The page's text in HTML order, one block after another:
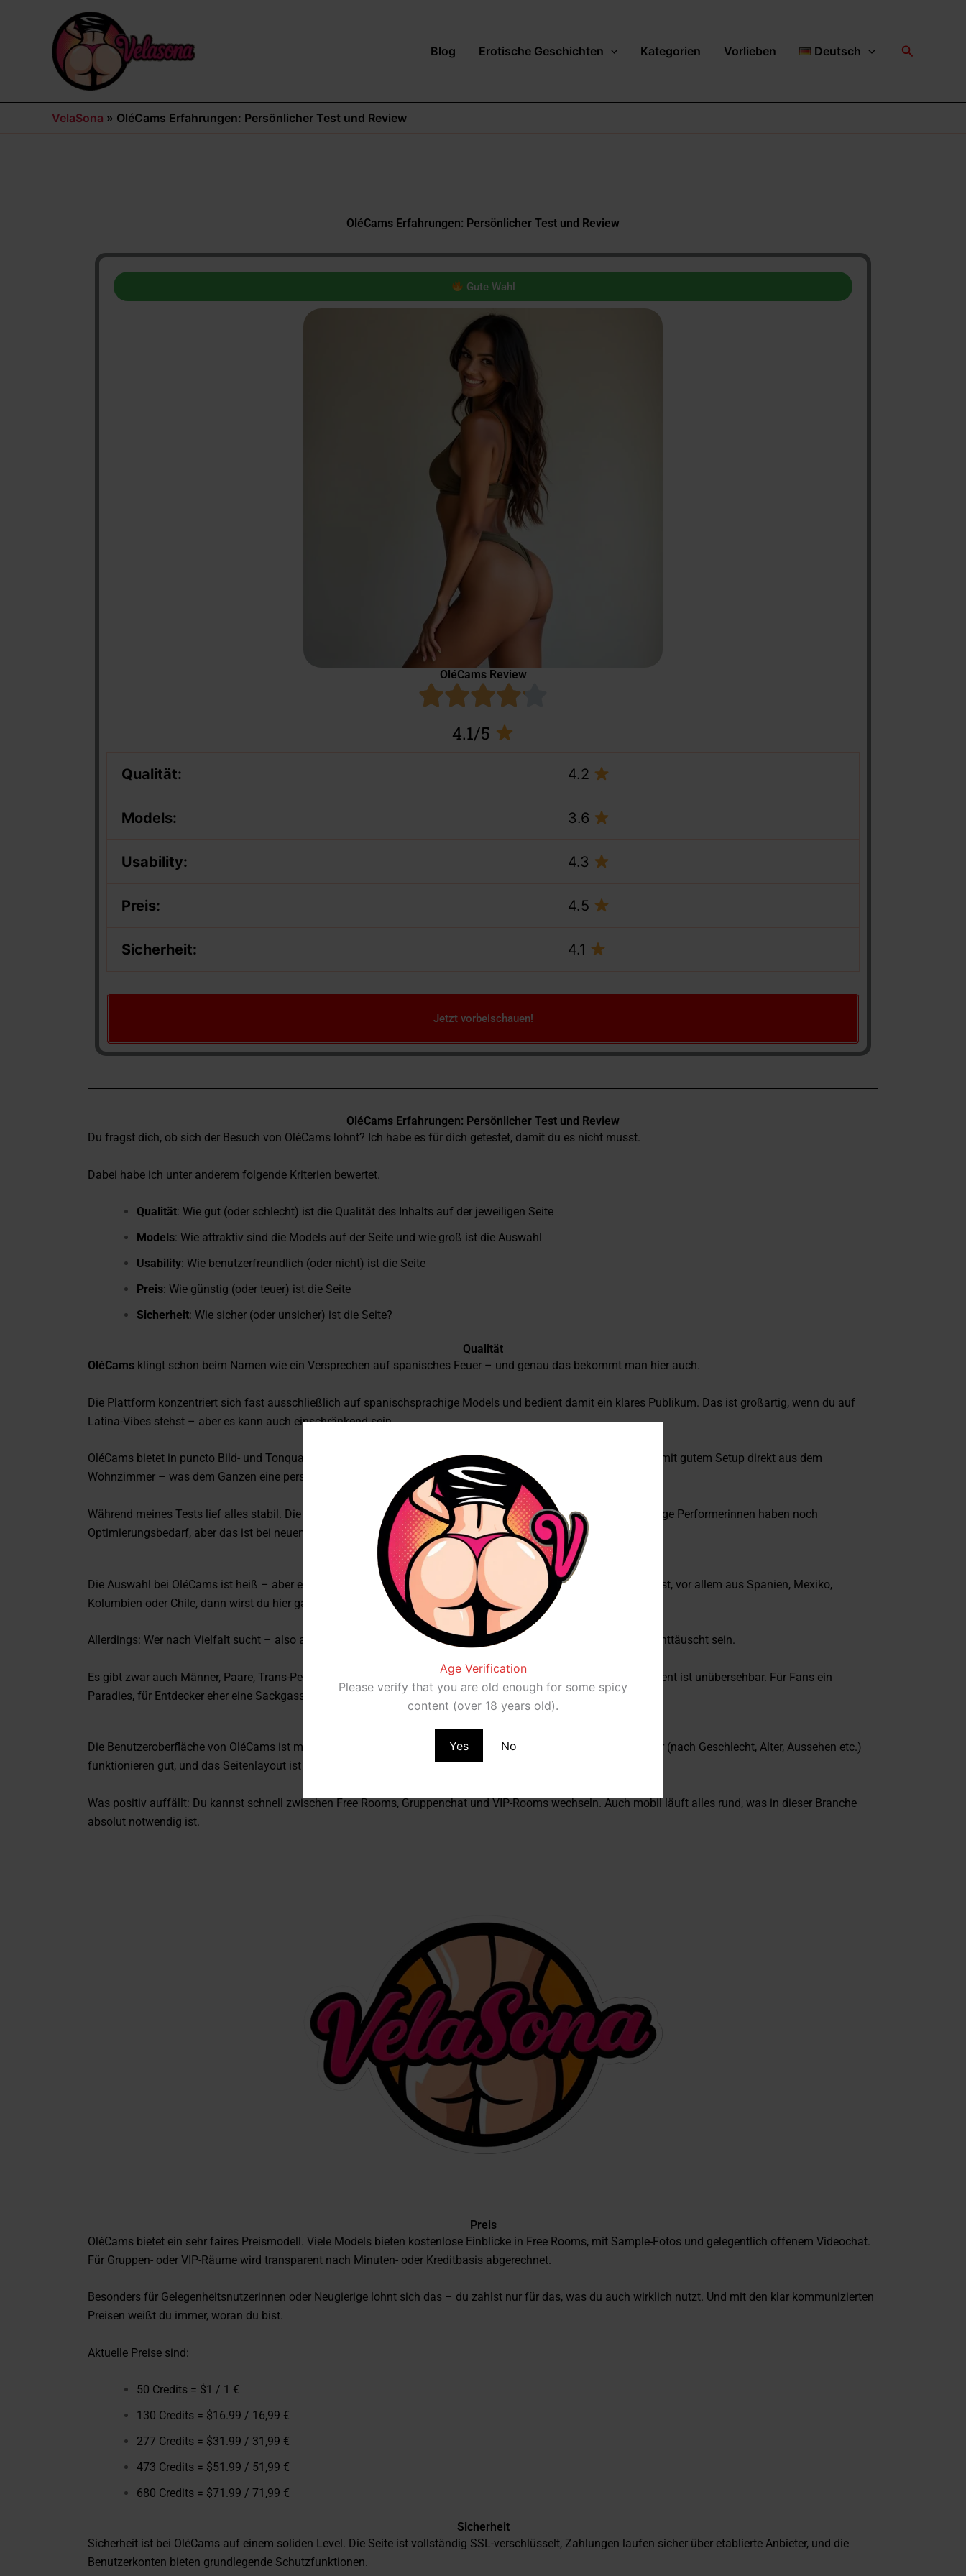
Age Verification
Please verify that you are old enough for some spicy
content (over 18 years old).
Yes No
Blog Erotische Geschichten Kategorien Vorlieben Deutsch Suchen
VelaSona » OléCams Erfahrungen: Persönlicher Test und Review
OléCams Erfahrungen: Persönlicher Test und Review
Gute Wahl
OléCams Review
4.1/5
Qualität: 4.2
Models: 3.6
Usability: 4.3
Preis: 4.5
Sicherheit: 4.1
Jetzt vorbeischauen!
OléCams Erfahrungen: Persönlicher Test und Review
Du fragst dich, ob sich der Besuch von OléCams lohnt? Ich habe es für dich getestet, damit du es nicht musst.
Dabei habe ich unter anderem folgende Kriterien bewertet.
Qualität: Wie gut (oder schlecht) ist die Qualität des Inhalts auf der jeweiligen Seite
Models: Wie attraktiv sind die Models auf der Seite und wie groß ist die Auswahl
Usability: Wie benutzerfreundlich (oder nicht) ist die Seite
Preis: Wie günstig (oder teuer) ist die Seite
Sicherheit: Wie sicher (oder unsicher) ist die Seite?
Qualität
OléCams klingt schon beim Namen wie ein Versprechen auf spanisches Feuer – und genau das bekommt man hier auch.
Die Plattform konzentriert sich fast ausschließlich auf spanischsprachige Models und bedient damit ein klares Publikum. Das ist großartig, wenn du auf
Latina-Vibes stehst – aber es kann auch einschränkend sein.
OléCams bietet in puncto Bild- und Tonqualität eine solide Vorstellung. Die meisten Modelle streamen in HD, viele mit gutem Setup direkt aus dem
Wohnzimmer – was dem Ganzen eine persönliche, direkte Note verleiht.
Während meines Tests lief alles stabil. Die Ladezeiten sind kurz, der Ton in den meisten Fällen sauber. Einige wenige Performerinnen haben noch
Optimierungsbedarf, aber das ist bei neuen Plattformen nicht ungewöhnlich.
Models
Die Auswahl bei OléCams ist heiß – aber eben auch sehr spezifisch. Wenn du auf spanischsprachige Models stehst, vor allem aus Spanien, Mexiko,
Kolumbien oder Chile, dann wirst du hier garantiert glücklich.
Allerdings: Wer nach Vielfalt sucht – also asiatische, schwarze, europäische oder alternative Modelle – wird hier enttäuscht sein.
Es gibt zwar auch Männer, Paare, Trans-Performerinnen und Fetischangebote, aber die Dominanz von Latina-Content ist unübersehbar. Für Fans ein
Paradies, für Entdecker eher eine Sackgasse.
Usabiliy
Die Benutzeroberfläche von OléCams ist modern, intuitiv und angenehm reduziert. Die Navigation ist einfach, Filter (nach Geschlecht, Alter, Aussehen etc.)
funktionieren gut, und das Seitenlayout ist klar strukturiert – auch für Einsteiger gut geeignet.
Was positiv auffällt: Du kannst schnell zwischen Free Rooms, Gruppenchat und VIP-Rooms wechseln. Auch mobil läuft alles rund, was in dieser Branche
absolut notwendig ist.
Preis
OléCams bietet ein sehr faires Preismodell. Viele Models bieten kostenlose Einblicke in Free Rooms, mit Sample-Fotos und gelegentlich offenem Videochat.
Für Gruppen- oder VIP-Räume wird transparent nach Minuten- oder Kreditbasis abgerechnet.
Besonders für Gelegenheitsnutzerinnen oder Neugierige lohnt sich das – du zahlst nur für das, was du auch wirklich nutzt. Und mit den klar kommunizierten
Preisen weißt du immer, woran du bist.
Aktuelle Preise sind:
50 Credits = $1 / 1 €
130 Credits = $16.99 / 16,99 €
277 Credits = $31.99 / 31,99 €
473 Credits = $51.99 / 51,99 €
680 Credits = $71.99 / 71,99 €
Sicherheit
Sicherheit ist bei OléCams auf einem soliden Level. Die Seite ist vollständig SSL-verschlüsselt, Zahlungen laufen sicher über etablierte Anbieter, und die
Benutzerkonten bieten grundlegende Schutzfunktionen.